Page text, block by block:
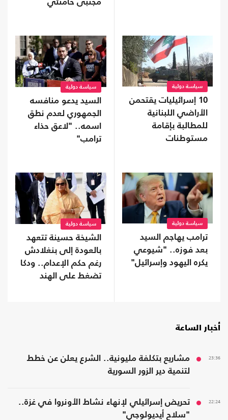
مجتبى خامنئي
سياسة دولية
10 إسرائيليات يقتحمن
الأراضي اللبنانية
للمطالبة بإقامة
مستوطنات
سياسة دولية
السيد يدعو منافسه
الجمهوري لعدم نطق
اسمه.. "لاعق حذاء
ترامب"
سياسة دولية
ترامب يهاجم السيد
بعد فوزه.. "شيوعي
يكره اليهود وإسرائيل"
سياسة دولية
الشيخة حسينة تتعهد
بالعودة إلى بنغلادش
رغم حكم الإعدام.. ودكا
تضغط على الهند
أخبار الساعة
23:36
مشاريع بتكلفة مليونية.. الشرع يعلن عن خطط
لتنمية دير الزور السورية
22:24
تحريض إسرائيلي لإنهاء نشاط الأونروا في غزة..
"سلاح أيديولوجي"